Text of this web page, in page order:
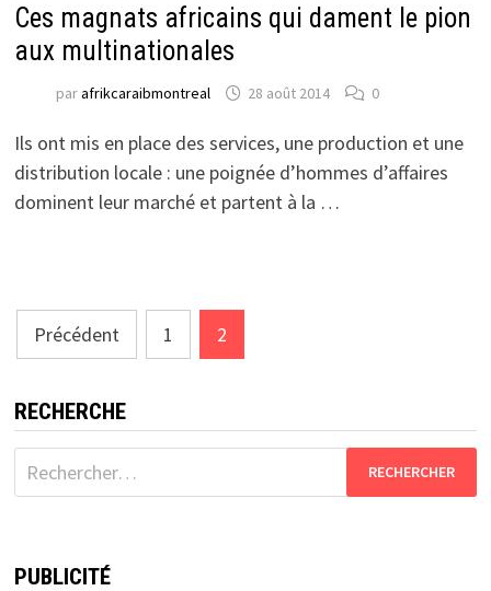
Ces magnats africains qui dament le pion
aux multinationales
parafrikcaraibmontreal 28 août 2014 0
Ils ont mis en place des services, une production et une
distribution locale : une poignée d’hommes d’affaires
dominent leur marché et partent à la …
Pagination
des
publications
Précédent 1 2
RECHERCHE
Rechercher :
PUBLICITÉ